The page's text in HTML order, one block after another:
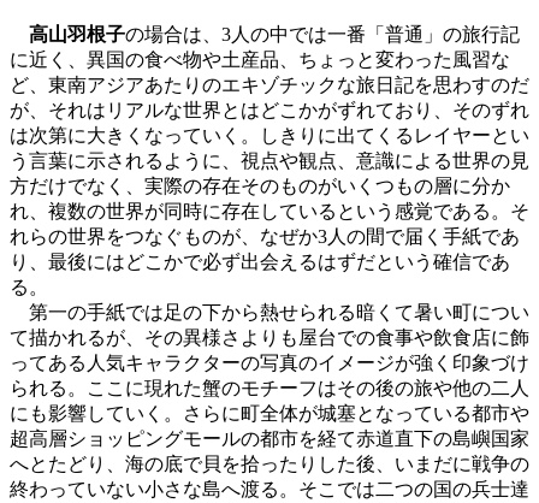
高山羽根子の場合は、3人の中では一番「普通」の旅行記
に近く、異国の食べ物や土産品、ちょっと変わった風習な
ど、東南アジアあたりのエキゾチックな旅日記を思わすのだ
が、それはリアルな世界とはどこかがずれており、そのずれ
は次第に大きくなっていく。しきりに出てくるレイヤーとい
う言葉に示されるように、視点や観点、意識による世界の見
方だけでなく、実際の存在そのものがいくつもの層に分か
れ、複数の世界が同時に存在しているという感覚である。そ
れらの世界をつなぐものが、なぜか3人の間で届く手紙であ
り、最後にはどこかで必ず出会えるはずだという確信であ
る。
第一の手紙では足の下から熱せられる暗くて暑い町につい
て描かれるが、その異様さよりも屋台での食事や飲食店に飾
ってある人気キャラクターの写真のイメージが強く印象づけ
られる。ここに現れた蟹のモチーフはその後の旅や他の二人
にも影響していく。さらに町全体が城塞となっている都市や
超高層ショッピングモールの都市を経て赤道直下の島嶼国家
へとたどり、海の底で貝を拾ったりした後、いまだに戦争の
終わっていない小さな島へ渡る。そこでは二つの国の兵士達